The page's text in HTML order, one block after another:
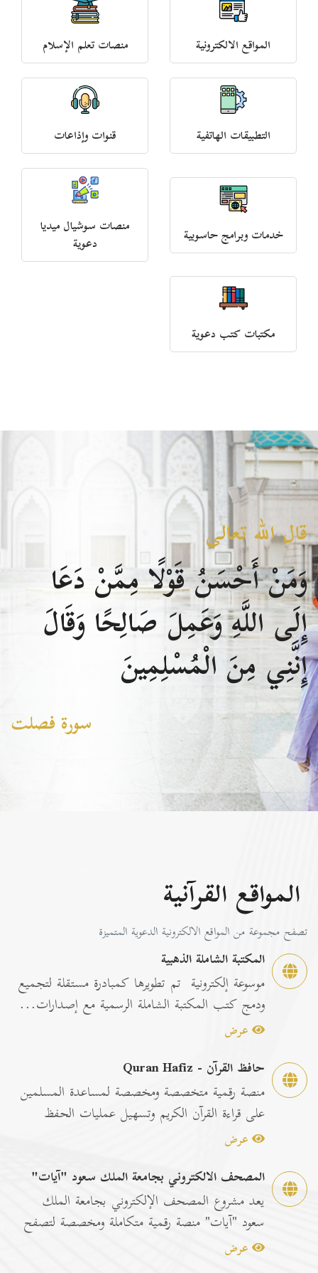
المواقع الالكترونية منصات تعلم الإسلام
التطبيقات الهاتفية قنوات وإذاعات
خدمات وبرامج حاسوبية
منصات سوشيال ميديا
دعوية
مكتبات كتب دعوية
قال الله تعالى
وَمَنْ أَحْسَنُ قَوْلًا مِمَّنْ دَعَا
إِلَى اللَّهِ وَعَمِلَ صَالِحًا وَقَالَ
إِنَّنِي مِنَ الْمُسْلِمِينَ
سورة فصلت
المواقع القرآنية
تصفح مجموعة من المواقع الالكترونية الدعوية المتميزة
المكتبة الشاملة الذهبية
موسوعة إلكترونية تم تطويرها كمبادرة مستقلة لتجميع
ودمج كتب المكتبة الشاملة الرسمية مع إصدارات...
عرض
حافظ القرآن - Quran Hafiz
منصة رقمية متخصصة ومخصصة لمساعدة المسلمين
على قراءة القرآن الكريم وتسهيل عمليات الحفظ
والمراجعة عبر...
عرض
المصحف الالكتروني بجامعة الملك سعود "آيات"
يعد مشروع المصحف الإلكتروني بجامعة الملك
سعود "آيات" منصة رقمية متكاملة ومخصصة لتصفح
وقراءة القرآن ا...
عرض